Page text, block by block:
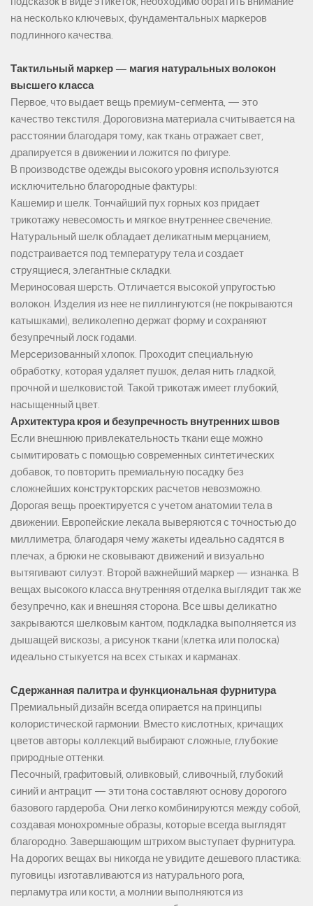
на несколько ключевых, фундаментальных маркеров
подлинного качества.
Тактильный маркер — магия натуральных волокон
высшего класса
Первое, что выдает вещь премиум-сегмента, — это
качество текстиля. Дороговизна материала считывается на
расстоянии благодаря тому, как ткань отражает свет,
драпируется в движении и ложится по фигуре.
В производстве одежды высокого уровня используются
исключительно благородные фактуры:
Кашемир и шелк. Тончайший пух горных коз придает
трикотажу невесомость и мягкое внутреннее свечение.
Натуральный шелк обладает деликатным мерцанием,
подстраивается под температуру тела и создает
струящиеся, элегантные складки.
Мериносовая шерсть. Отличается высокой упругостью
волокон. Изделия из нее не пиллингуются (не покрываются
катышками), великолепно держат форму и сохраняют
безупречный лоск годами.
Мерсеризованный хлопок. Проходит специальную
обработку, которая удаляет пушок, делая нить гладкой,
прочной и шелковистой. Такой трикотаж имеет глубокий,
насыщенный цвет.
Архитектура кроя и безупречность внутренних швов
Если внешнюю привлекательность ткани еще можно
сымитировать с помощью современных синтетических
добавок, то повторить премиальную посадку без
сложнейших конструкторских расчетов невозможно.
Дорогая вещь проектируется с учетом анатомии тела в
движении. Европейские лекала выверяются с точностью до
миллиметра, благодаря чему жакеты идеально садятся в
плечах, а брюки не сковывают движений и визуально
вытягивают силуэт. Второй важнейший маркер — изнанка. В
вещах высокого класса внутренняя отделка выглядит так же
безупречно, как и внешняя сторона. Все швы деликатно
закрываются шелковым кантом, подкладка выполняется из
дышащей вискозы, а рисунок ткани (клетка или полоска)
идеально стыкуется на всех стыках и карманах.
Сдержанная палитра и функциональная фурнитура
Премиальный дизайн всегда опирается на принципы
колористической гармонии. Вместо кислотных, кричащих
цветов авторы коллекций выбирают сложные, глубокие
природные оттенки.
Песочный, графитовый, оливковый, сливочный, глубокий
синий и антрацит — эти тона составляют основу дорогого
базового гардероба. Они легко комбинируются между собой,
создавая монохромные образы, которые всегда выглядят
благородно. Завершающим штрихом выступает фурнитура.
На дорогих вещах вы никогда не увидите дешевого пластика:
пуговицы изготавливаются из натурального рога,
перламутра или кости, а молнии выполняются из